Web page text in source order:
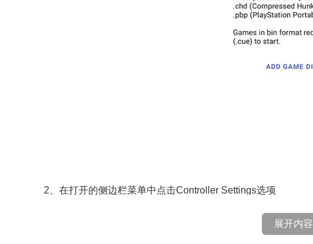
2、在打开的侧边栏菜单中点击Controller Settings选项
展开内容